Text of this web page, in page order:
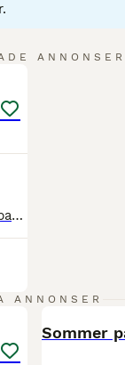
ANNONSER
Säljer en svart Equipe Olympia dressyrsadel då den tyvärr inte passar min häst. Den är uttagen 2021 av mig och är sparsamt använd så i mycket gott skick! Den är 17,5” M M i Grip läder. Mycket skön att rida i så tar emot att sälja! Den finns just nu hos it_sadlar i Helsingborg. Kan även skickas Nypris 39.000kr Pris: 25000kr Mvh Matilda
ANNONSER
Sommer